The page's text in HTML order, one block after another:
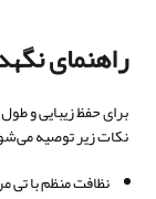
راهنمای
برای حفظ زیبایی و
نکات زیر توصیه
نظافت منظم با تی